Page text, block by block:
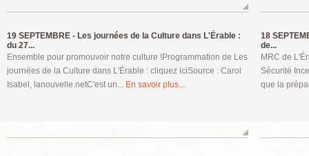
19 SEPTEMBRE - Les journées de la Culture dans L'Érable :
du 27...
Ensemble pour promouvoir notre culture !Programmation de Les
journées de la Culture dans L'Érable : cliquez iciSource : Carol
Isabel, lanouvelle.netC'est un... En savoir plus...
18
de...
MRC de
Sécurité
que la